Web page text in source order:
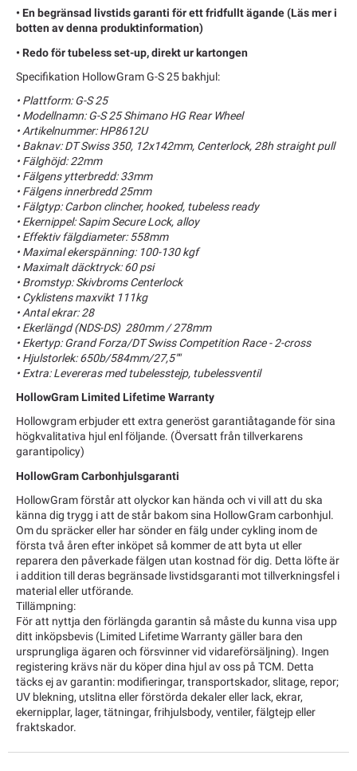
• En begränsad livstids garanti för ett fridfullt ägande (Läs mer i
botten av denna produktinformation)
• Redo för tubeless set-up, direkt ur kartongen
Specifikation HollowGram G-S 25 bakhjul:
• Plattform: G-S 25
• Modellnamn: G-S 25 Shimano HG Rear Wheel
• Artikelnummer: HP8612U
• Baknav: DT Swiss 350, 12x142mm, Centerlock, 28h straight pull
• Fälghöjd: 22mm
• Fälgens ytterbredd: 33mm
• Fälgens innerbredd 25mm
• Fälgtyp: Carbon clincher, hooked, tubeless ready
• Ekernippel: Sapim Secure Lock, alloy
• Effektiv fälgdiameter: 558mm
• Maximal ekerspänning: 100-130 kgf
• Maximalt däcktryck: 60 psi
• Bromstyp: Skivbroms Centerlock
• Cyklistens maxvikt 111kg
• Antal ekrar: 28
• Ekerlängd (NDS-DS) 280mm / 278mm
• Ekertyp: Grand Forza/DT Swiss Competition Race - 2-cross
• Hjulstorlek: 650b/584mm/27,5""
• Extra: Levereras med tubelesstejp, tubelessventil
HollowGram Limited Lifetime Warranty
Hollowgram erbjuder ett extra generöst garantiåtagande för sina
högkvalitativa hjul enl följande. (Översatt från tillverkarens
garantipolicy)
HollowGram Carbonhjulsgaranti
HollowGram förstår att olyckor kan hända och vi vill att du ska
känna dig trygg i att de står bakom sina HollowGram carbonhjul.
Om du spräcker eller har sönder en fälg under cykling inom de
första två åren efter inköpet så kommer de att byta ut eller
reparera den påverkade fälgen utan kostnad för dig. Detta löfte är
i addition till deras begränsade livstidsgaranti mot tillverkningsfel i
material eller utförande.
Tillämpning:
För att nyttja den förlängda garantin så måste du kunna visa upp
ditt inköpsbevis (Limited Lifetime Warranty gäller bara den
ursprungliga ägaren och försvinner vid vidareförsäljning). Ingen
registering krävs när du köper dina hjul av oss på TCM. Detta
täcks ej av garantin: modifieringar, transportskador, slitage, repor;
UV blekning, utslitna eller förstörda dekaler eller lack, ekrar,
ekernipplar, lager, tätningar, frihjulsbody, ventiler, fälgtejp eller
fraktskador.